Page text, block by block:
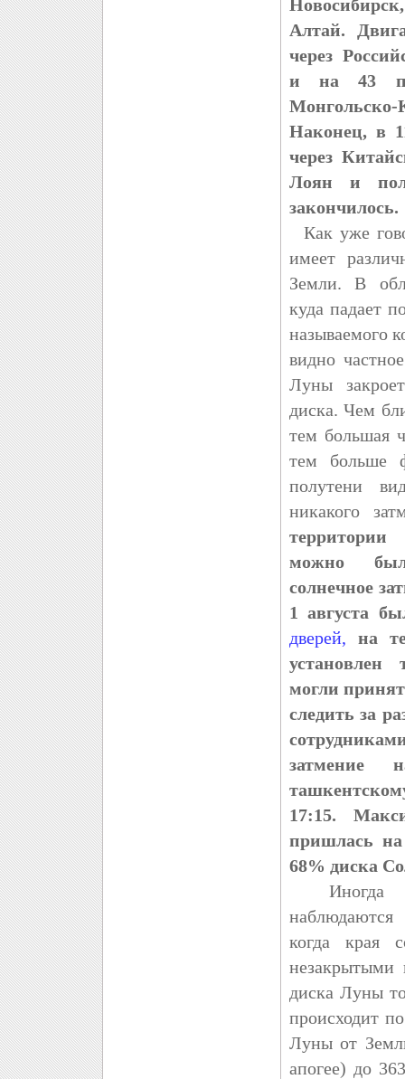
Алтай.
через
и на 43
Наконец, в
через
Лоян и
закончилось.
Как уже
имеет
Земли. В
куда падает
называемого
видно
Луны
диска. Чем
тем большая
тем больше
полутени
никакого
можно
солнечное
1 августа
дверей,
на
установлен
могли
следить за
затмение
17:15.
пришлась
68% диска
Иногда
наблюдаются
когда края
незакрытыми
диска Луны
происходит
Луны от
апогее) до